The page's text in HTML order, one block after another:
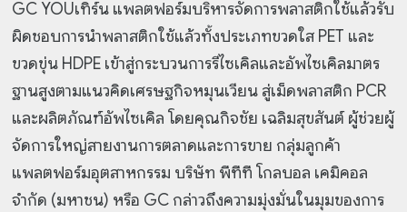
GC YOUเทิร์น แพลตฟอร์มบริหารจัดการพลาสติกใช้แล้วรับ
ผิดชอบการนำพลาสติกใช้แล้วทั้งประเภทขวดใส PET และ
ขวดขุ่น HDPE เข้าสู่กระบวนการรีไซเคิลและอัพไซเคิลมาตร
ฐานสูงตามแนวคิดเศรษฐกิจหมุนเวียน สู่เม็ดพลาสติก PCR
และผลิตภัณฑ์อัพไซเคิล โดยคุณกิจชัย เฉลิมสุขสันต์ ผู้ช่วยผู้
จัดการใหญ่สายงานการตลาดและการขาย กลุ่มลูกค้า
แพลตฟอร์มอุตสาหกรรม บริษัท พีทีที โกลบอล เคมิคอล
จำกัด (มหาชน) หรือ GC กล่าวถึงความมุ่งมั่นในมุมของการ